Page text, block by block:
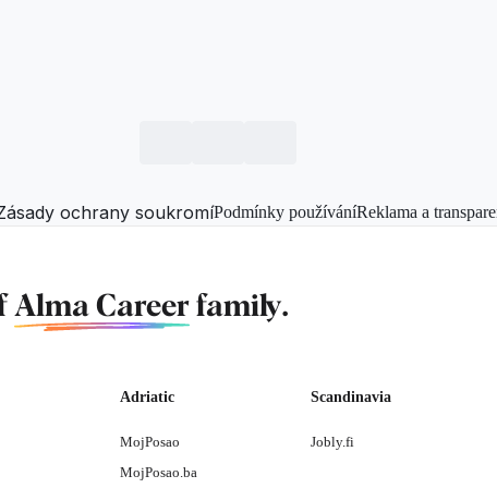
ochrany soukromíPodmínky používáníReklama a
Alma Careerfamily.
Adriatic
MojPosao
MojPosao.ba
Scandinavia
Jobly.fi